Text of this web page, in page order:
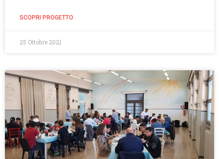
SCOPRI PROGETTO
25 Ottobre 2021